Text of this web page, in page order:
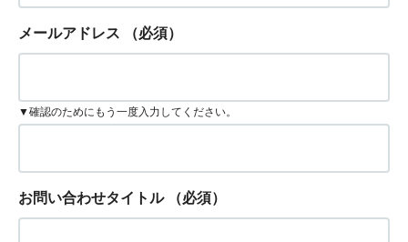
メールアドレス （必須）
▼確認のためにもう一度入力してください。
お問い合わせタイトル （必須）